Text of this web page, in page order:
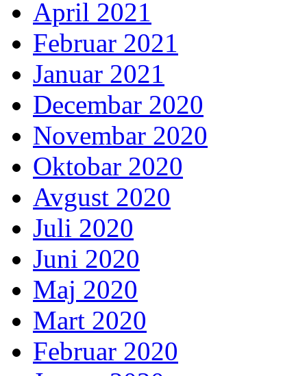
April 2021
Februar 2021
Januar 2021
Decembar 2020
Novembar 2020
Oktobar 2020
Avgust 2020
Juli 2020
Juni 2020
Maj 2020
Mart 2020
Februar 2020